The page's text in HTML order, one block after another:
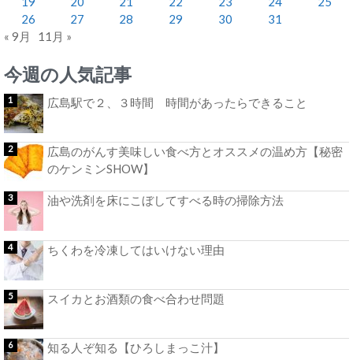
26
27 28 29 30
31
« 9月
11月 »
今週の人気記事
広島駅で２、３時間 時間があったらできること
広島のがんす美味しい食べ方とオススメの温め方【秘密
のケンミンSHOW】
油や洗剤を床にこぼしてすべる時の掃除方法
ちくわを冷凍してはいけない理由
スイカとお酒類の食べ合わせ問題
知る人ぞ知る【ひろしまっこ汁】